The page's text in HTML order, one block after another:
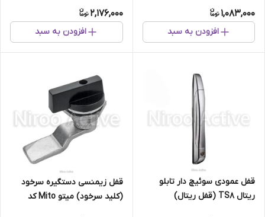
1,083,000
افزودن به سبد
2,176,000
افزودن به سبد
قفل عمودی سوئیچ دار تابلو
ریتال TS8 (قفل ریتال)
قفل زیمنسی دستگیره سرخود
(کلید سرخود) میتو Mito کد